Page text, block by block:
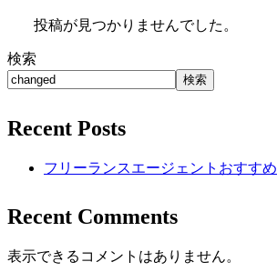
投稿が見つかりませんでした。
検索
検索
Recent Posts
フリーランスエージェントおすすめ
Recent Comments
表示できるコメントはありません。